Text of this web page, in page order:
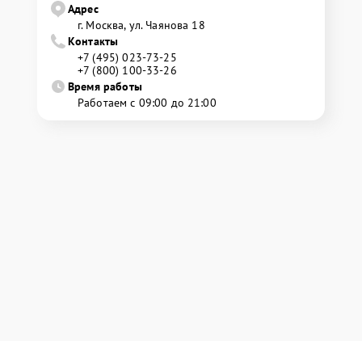
Адрес
г. Москва, ул. Чаянова 18
Контакты
+7 (495) 023-73-25
+7 (800) 100-33-26
Время работы
Работаем с 09:00 до 21:00